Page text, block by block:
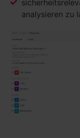
analysieren zu